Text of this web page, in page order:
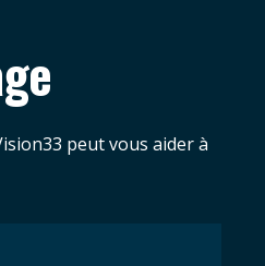
peut vous aider à